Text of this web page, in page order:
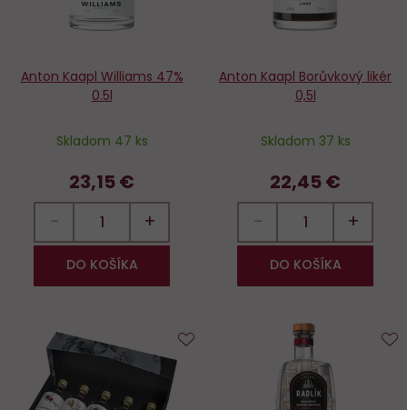
Anton Kaapl Williams 47%
0.5l
Skladom 47 ks
23,15 €
− +
DO KOŠÍKA
Anton Kaapl Borůvkový likér
0,5l
Skladom 37 ks
22,45 €
− +
DO KOŠÍKA